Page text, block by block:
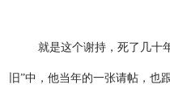
就是这个谢持，死了几十
旧”中，他当年的一张请帖，也